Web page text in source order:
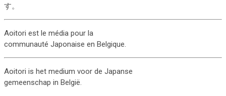
す。
Aoitori est le média pour la
communauté Japonaise en Belgique.
Aoitori is het medium voor de Japanse
gemeenschap in België.